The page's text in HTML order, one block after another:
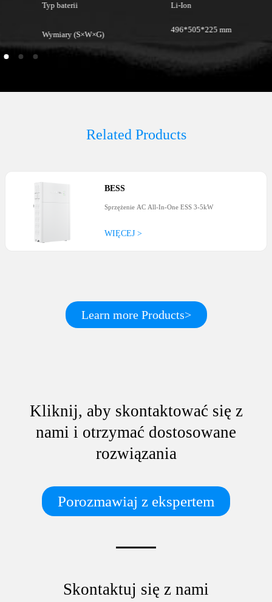
Typ baterii
Wymiary (S×W×G)
496*505*225 mm
Related Products
BESS
Sprzężenie AC All-In-One ESS 3-5kW
WIĘCEJ >
Learn more Products>
Kliknij, aby skontaktować się z
nami i otrzymać dostosowane
rozwiązania
Porozmawiaj z ekspertem
Skontaktuj się z nami